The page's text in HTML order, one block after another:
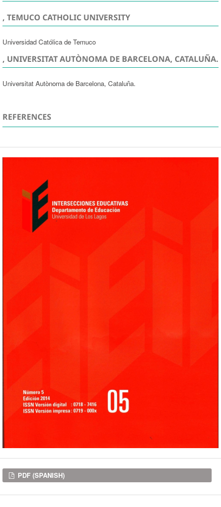
, TEMUCO CATHOLIC UNIVERSITY
Universidad Católica de Temuco
, UNIVERSITAT AUTÒNOMA DE BARCELONA, CATALUÑA.
Universitat Autònoma de Barcelona, Cataluña.
REFERENCES
Downloads
PDF (SPANISH)